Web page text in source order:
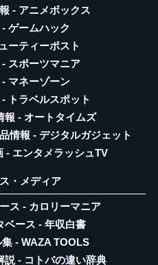
- アニメボックス
ゲームハック
ーティーポスト
スポーツマニア
マネーゾーン
トラベルスポット
報 - オートタイムズ
情報 - デジタルガジェット
- エンタメラッシュTV
・メディア
ス - カロリーマニア
ベース - 年収白書
- WAZA TOOLS
説 - コトバの違い辞典